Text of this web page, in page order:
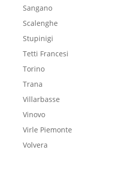
Sangano
Scalenghe
Stupinigi
Tetti Francesi
Torino
Trana
Villarbasse
Vinovo
Virle Piemonte
Volvera